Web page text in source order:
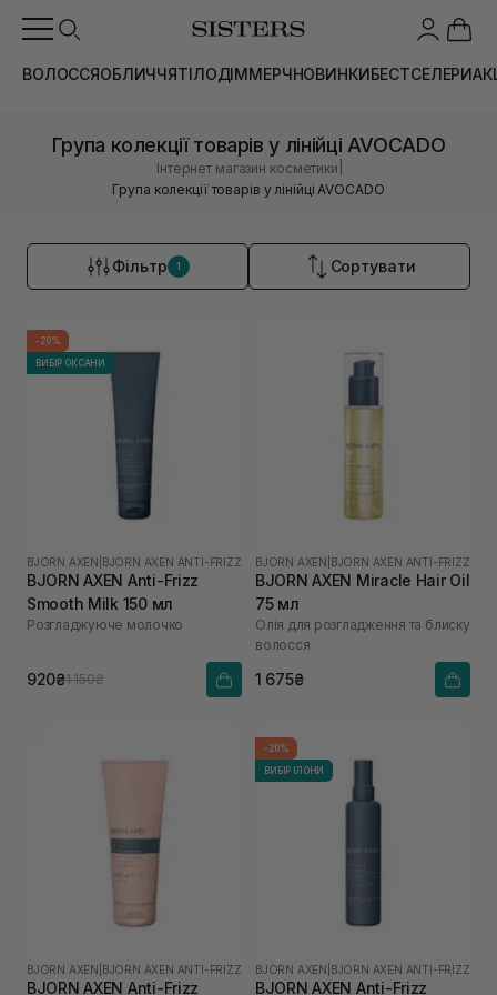
ВОЛОССЯОБЛИЧЧЯТІЛОДІММЕРЧНОВИНКИБЕСТСЕЛЕРИ
Група колекції товарів у лінійці AVOCADO
Інтернет магазин косметики
Група колекції товарів у лінійці AVOCADO
Фільтр 1 Сортувати
-20%
ВИБІР ОКСАНИ
BJORN AXEN BJORN AXEN ANTI-FRIZZ
BJORN AXEN Anti-Frizz
Smooth Milk 150 мл
Розгладжуюче молочко
920₴1 150₴
BJORN AXEN BJORN AXEN ANTI-FRIZZ
BJORN AXEN Miracle Hair Oil
75 мл
Oлія для розгладження та блиску
волосся
1 675₴
BJORN AXEN BJORN AXEN ANTI-FRIZZ
BJORN AXEN Anti-Frizz
-20%
ВИБІР ІЛОНИ
BJORN AXEN BJORN AXEN ANTI-FRIZZ
BJORN AXEN Anti-Frizz